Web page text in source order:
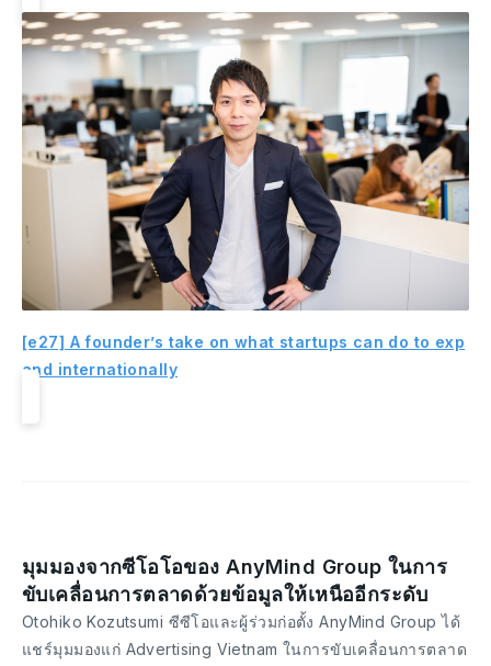
[e27] A founder’s take on what startups can do to exp
and internationally
มุมมองจากซีโอโอของ AnyMind Group ในการ
ขับเคลื่อนการตลาดด้วยข้อมูลให้เหนืออีกระดับ
Otohiko Kozutsumi ซีซีโอและผู้ร่วมก่อตั้ง AnyMind Group ได้
แชร์มุมมองแก่ Advertising Vietnam ในการขับเคลื่อนการตลาด